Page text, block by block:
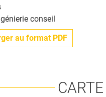
NOUS REJOINDRE
conseil
au format PDF
CARTE